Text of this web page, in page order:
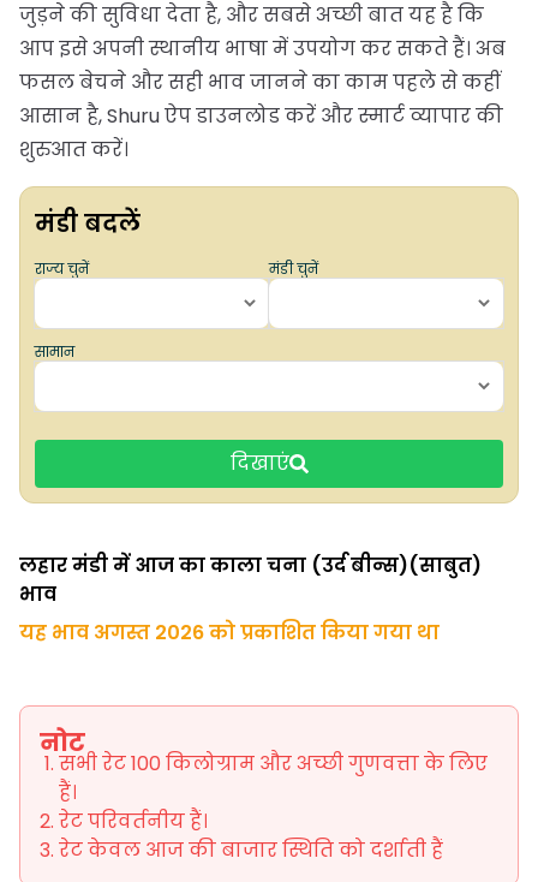
जुड़ने की सुविधा देता है, और सबसे अच्छी बात यह है कि
आप इसे अपनी स्थानीय भाषा में उपयोग कर सकते हैं। अब
फसल बेचने और सही भाव जानने का काम पहले से कहीं
आसान है, Shuru ऐप डाउनलोड करें और स्मार्ट व्यापार की
शुरुआत करें।
मंडी बदलें
राज्य चुनें मंडी चुनें
सामान
दिखाएं
लहार मंडी में आज का काला चना (उर्द बीन्स)(साबुत)
भाव
यह भाव अगस्त 2026 को प्रकाशित किया गया था
नोट
सभी रेट 100 किलोग्राम और अच्छी गुणवत्ता के लिए
हैं।
रेट परिवर्तनीय हैं।
रेट केवल आज की बाजार स्थिति को दर्शाती हैं